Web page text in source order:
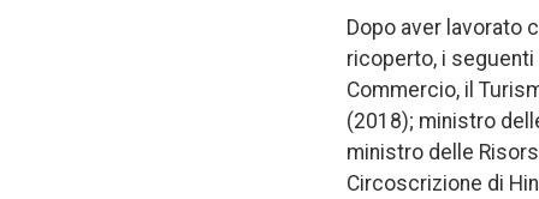
Dopo aver lavorato
ricoperto, i
Commercio, il
(2018); ministro
ministro delle
Circoscrizione di